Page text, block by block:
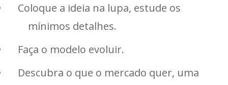
Coloque a ideia na lupa, estude os
mínimos detalhes.
Faça o modelo evoluir.
Descubra o que o mercado quer, uma